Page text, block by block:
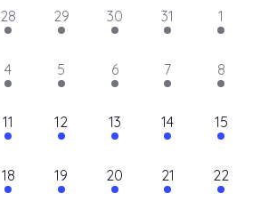
ン
ト
を
検
索
て
11
イ
ン
28
11
イ
ン
29
11
イ
ン
30
11
イ
ン
31
12
イ
ン
1
11
イ
ン
4
11
イ
ン
5
11
イ
ン
6
11
イ
ン
7
11
イ
ン
8
10
イ
ン
11
10
イ
ン
12
10
イ
ン
13
10
イ
ン
14
10
イ
ン
15
9
イ
18
9
イ
19
9
イ
20
9
イ
21
10
イ
22